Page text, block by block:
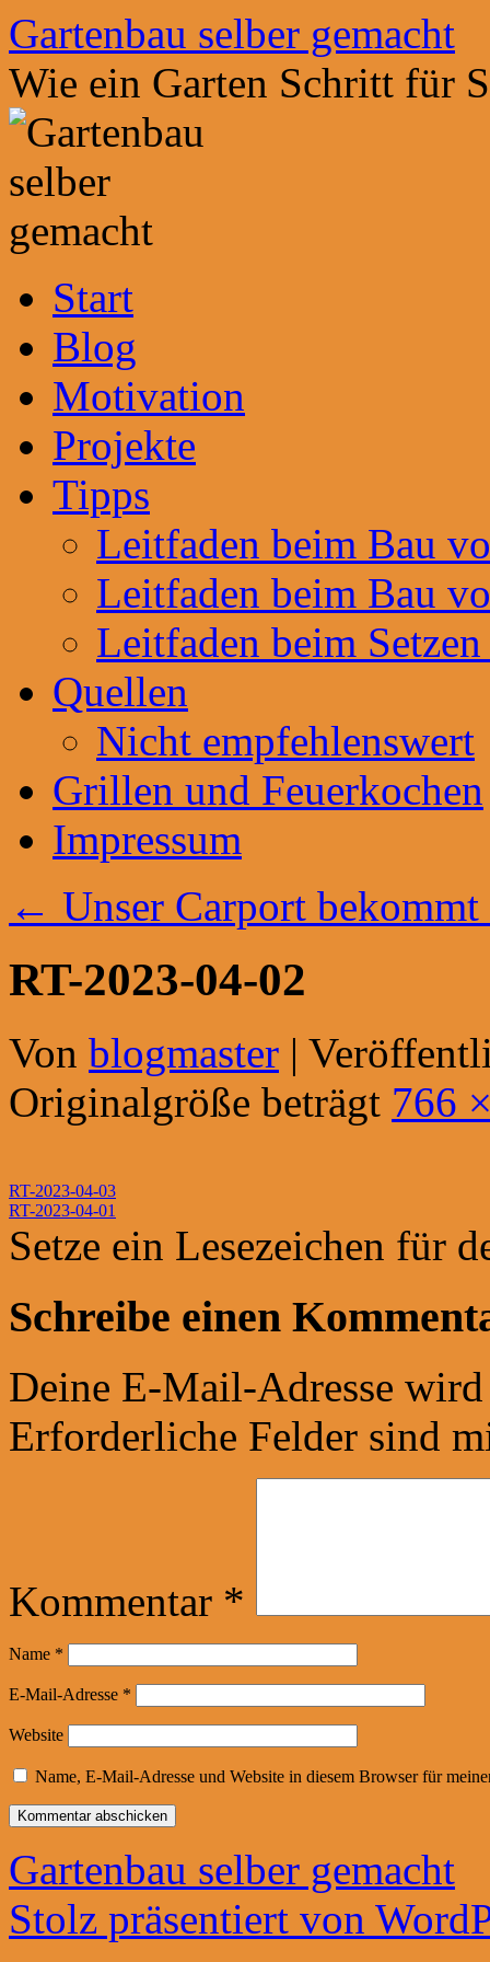
Zum
Inhalt
springen
Gartenbau selber gemacht
Wie ein Garten Schritt für
Start
Blog
Motivation
Projekte
Tipps
Leitfaden beim Bau
Leitfaden beim Bau
Leitfaden beim
Quellen
Nicht empfehlenswert
Grillen und Feuerkochen
Impressum
← Unser Carport
RT-2023-04-02
Von blogmaster |
Originalgröße beträgt 766
RT-2023-04-03
RT-2023-04-01
Setze ein Lesezeichen für
Schreibe einen
Deine E-Mail-Adresse
Erforderliche Felder sind
Kommentar *
Name *
E-Mail-Adresse *
Website
Name, E-Mail-Adresse und Website in diesem Browser für
Gartenbau selber gemacht
Stolz präsentiert von